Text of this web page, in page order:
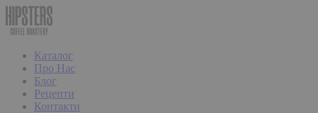
Каталог
Про Нас
Блог
Рецепти
Контакти